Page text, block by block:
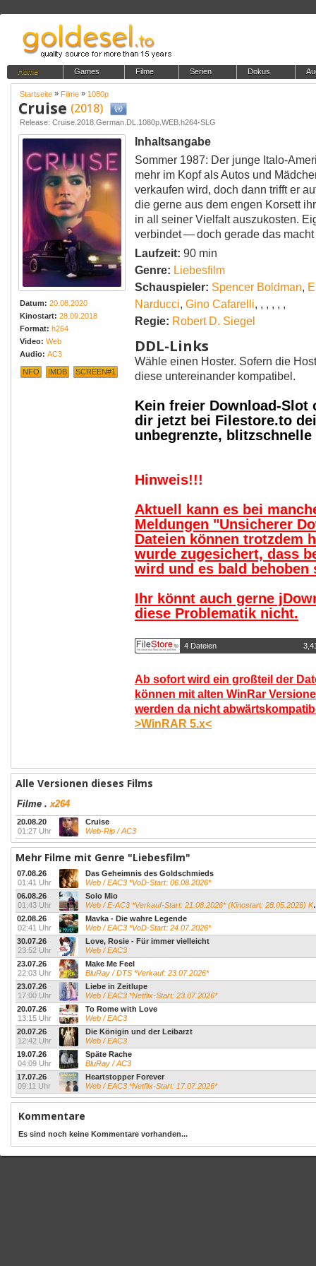
Home Games Filme Serien Dokus
Startseite » Filme » 1080p
Cruise (2018)
Release: Cruise.2018.German.DL.1080p.WEB.h264-SLG
Datum: 20.08.2020
Kinostart: 28.09.2018
Format: h264
Video: Web
Audio: AC3
NFO IMDB SCREEN#1
Inhaltsangabe
Sommer 1987: Der junge Italo-
mehr im Kopf als Autos und
verkaufen wird, doch dann trifft er
die gerne aus dem engen Korsett
in all seiner Vielfalt auszukosten.
verbindet — doch gerade das
Laufzeit: 90 min
Genre: Liebesfilm
Schauspieler: Spencer Boldman,
Narducci, Gino Cafarelli, , , , , ,
Regie: Robert D. Siegel
DDL-Links
Wähle einen Hoster. Sofern die
diese untereinander kompatibel.
Kein freier Download-Slot
dir jetzt bei Filestore.to
unbegrenzte,
Hinweis!!!
Aktuell kann es bei
Meldungen "Unsicherer
Dateien können trotzdem
wurde zugesichert, dass
wird und es bald behoben
Ihr könnt auch gerne
diese Problematik nicht.
4 Dateien
Ab sofort wird ein großteil der
können mit alten WinRar
werden da nicht
>WinRAR 5.x<
Alle Versionen dieses Films
Filme .x264
20.08.20
01:27 Uhr
Cruise
Web-Rip / AC3
Mehr Filme mit Genre "Liebesfilm"
07.08.26
01:41 Uhr
Das Geheimnis des Goldschmieds
Web / EAC3 *VoD-Start: 06.08.2026*
06.08.26
01:43 Uhr
Solo Mio
Web / E-AC3 *Verkauf-Start: 21.08.2026* (Kinostart: 28.05.2026) Kevin James...
02.08.26
02:41 Uhr
Mavka - Die wahre Legende
Web / EAC3 *VoD-Start: 24.07.2026*
30.07.26
23:52 Uhr
Love, Rosie - Für immer vielleicht
Web / EAC3
23.07.26
22:03 Uhr
Make Me Feel
BluRay / DTS *Verkauf: 23.07.2026*
23.07.26
17:00 Uhr
Liebe in Zeitlupe
Web / EAC3 *Netflix-Start: 23.07.2026*
20.07.26
13:15 Uhr
To Rome with Love
Web / EAC3
20.07.26
12:42 Uhr
Die Königin und der Leibarzt
Web / EAC3
19.07.26
04:09 Uhr
Späte Rache
BluRay / AC3
17.07.26
09:11 Uhr
Heartstopper Forever
Web / EAC3 *Netflix-Start: 17.07.2026*
Kommentare
Es sind noch keine Kommentare vorhanden...